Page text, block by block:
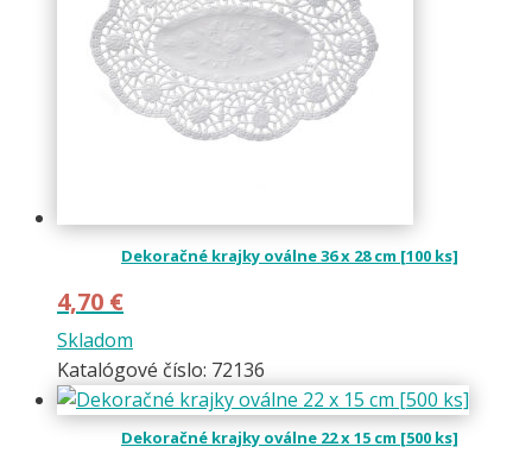
Dekoračné krajky oválne 36 x 28 cm [100 ks]
4,70 €
Skladom
Katalógové číslo: 72136
Dekoračné krajky oválne 22 x 15 cm [500 ks]